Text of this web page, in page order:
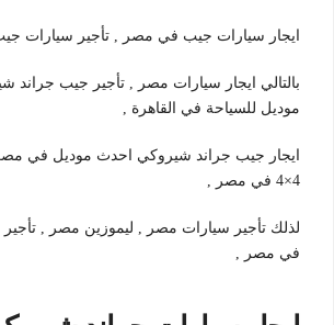
ايجار سيارات جيب في مصر , تأجير سيارات
بالتالي ايجار سيارات مصر , تأجير جيب جراند
موديل للسياحة في القاهرة ,
ايجار جيب جراند شيروكي احدث موديل في
4×4 في مصر ,
لذلك تأجير سيارات مصر , ليموزين مصر ,
في مصر ,